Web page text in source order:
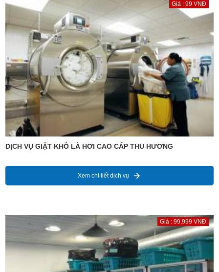
Giá : 99 VNĐ
DỊCH VỤ GIẶT KHÔ LÀ HƠI CAO CẤP THU HƯƠNG
Xem chi tiết dịch vụ
Giá : 99,999 VNĐ